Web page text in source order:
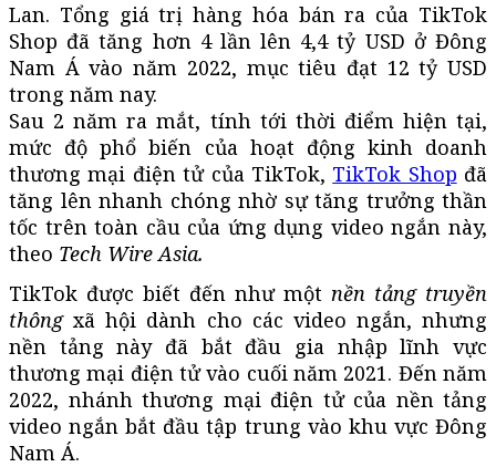
Lan. Tổng giá trị hàng hóa bán ra của TikTok
Shop đã tăng hơn 4 lần lên 4,4 tỷ USD ở Đông
Nam Á vào năm 2022, mục tiêu đạt 12 tỷ USD
trong năm nay.
Sau 2 năm ra mắt, tính tới thời điểm hiện tại,
mức độ phổ biến của hoạt động kinh doanh
thương mại điện tử của TikTok, TikTok Shop đã
tăng lên nhanh chóng nhờ sự tăng trưởng thần
tốc trên toàn cầu của ứng dụng video ngắn này,
theo Tech Wire Asia.
TikTok được biết đến như một nền tảng truyền
thôngxã hội dành cho các video ngắn, nhưng
nền tảng này đã bắt đầu gia nhập lĩnh vực
thương mại điện tử vào cuối năm 2021. Đến năm
2022, nhánh thương mại điện tử của nền tảng
video ngắn bắt đầu tập trung vào khu vực Đông
Nam Á.